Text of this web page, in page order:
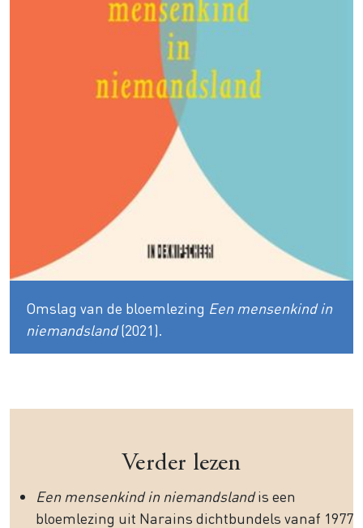
Omslag van de bloemlezing Een mensenkind in
niemandsland(2021).
Verder lezen
Een mensenkind in niemandslandis een
bloemlezing uit Narains dichtbundels vanaf 1977